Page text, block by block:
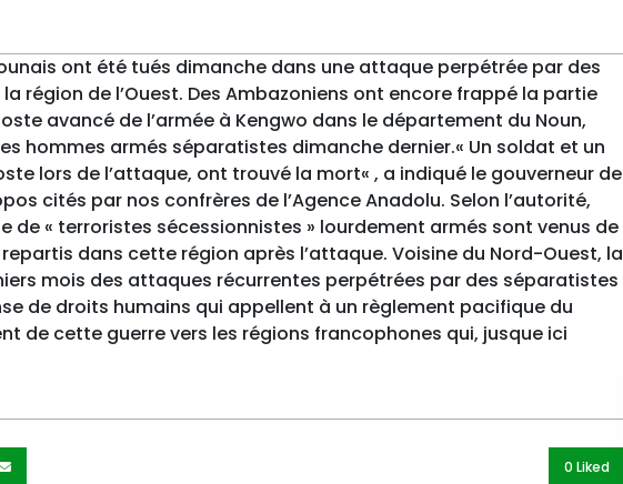
ont été tués dimanche dans une attaque perpétrée par des
région de l’Ouest. Des Ambazoniens ont encore frappé la partie
avancé de l’armée à Kengwo dans le département du Noun,
hommes armés séparatistes dimanche dernier.« Un soldat et un
lors de l’attaque, ont trouvé la mort« , a indiqué le gouverneur de
cités par nos confrères de l’Agence Anadolu. Selon l’autorité,
de « terroristes sécessionnistes » lourdement armés sont venus de
dans cette région après l’attaque. Voisine du Nord-Ouest, la
mois des attaques récurrentes perpétrées par des séparatistes
de droits humains qui appellent à un règlement pacifique du
de cette guerre vers les régions francophones qui, jusque ici
0 Liked